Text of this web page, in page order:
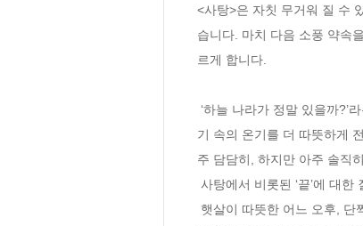
<사탕>은 자칫 무거워 질 수
습니다. 마치 다음 소풍 약속
르게 합니다.
기 속의 온기를 더 따뜻하게
주 담담히, 하지만 아주 솔직